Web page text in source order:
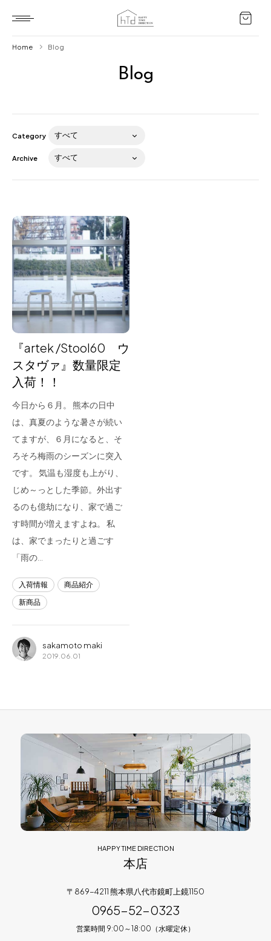
Blog
About us
for Business
Recruit
Contact
フラッグシップストア
熊本店
Arv
Blog
Home Blog
Category
Archive
『artek /Stool60 ウ
スタヴァ』数量限定
入荷！！
今日から６月。 熊本の日中
は、真夏のような暑さが続い
てますが、６月になると、そ
ろそろ梅雨のシーズンに突入
です。 気温も湿度も上がり、
じめ～っとした季節。外出す
るのも億劫になり、家で過ご
す時間が増えますよね。 私
は、家でまったりと過ごす
「雨の…
入荷情報
商品紹介
新商品
sakamoto maki
2019.06.01
HAPPY TIME DIRECTION
本店
〒869-4211 熊本県八代市鏡町上鏡1150
0965-52-0323
営業時間 9:00～18:00（水曜定休）